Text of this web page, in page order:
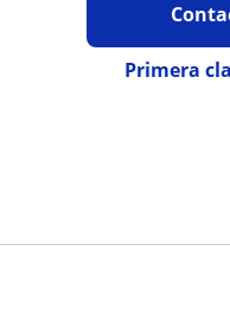
Primera